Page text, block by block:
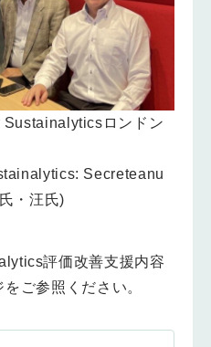
ロンドン
Secreteanu
・汪氏)
評価改善支援内容
ご参照ください。